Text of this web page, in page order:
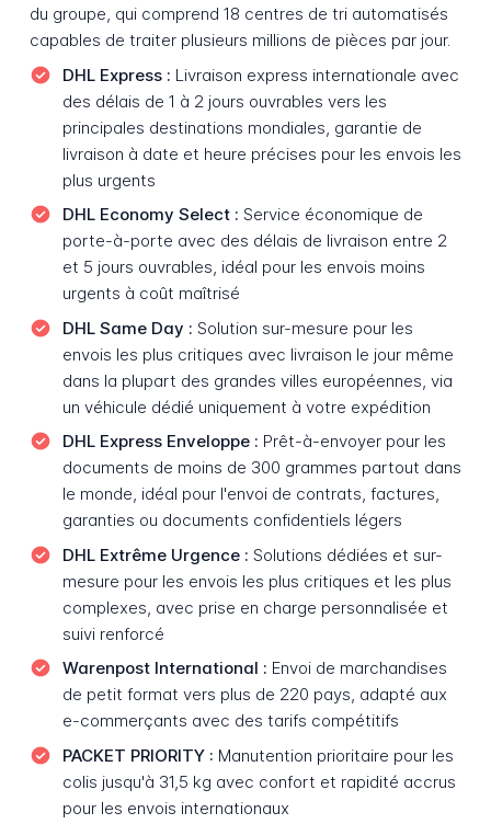
du groupe, qui comprend 18 centres de tri automatisés
capables de traiter plusieurs millions de pièces par jour.
DHL Express : Livraison express internationale avec
des délais de 1 à 2 jours ouvrables vers les
principales destinations mondiales, garantie de
livraison à date et heure précises pour les envois les
plus urgents
DHL Economy Select : Service économique de
porte-à-porte avec des délais de livraison entre 2
et 5 jours ouvrables, idéal pour les envois moins
urgents à coût maîtrisé
DHL Same Day : Solution sur-mesure pour les
envois les plus critiques avec livraison le jour même
dans la plupart des grandes villes européennes, via
un véhicule dédié uniquement à votre expédition
DHL Express Enveloppe : Prêt-à-envoyer pour les
documents de moins de 300 grammes partout dans
le monde, idéal pour l'envoi de contrats, factures,
garanties ou documents confidentiels légers
DHL Extrême Urgence : Solutions dédiées et sur-
mesure pour les envois les plus critiques et les plus
complexes, avec prise en charge personnalisée et
suivi renforcé
Warenpost International : Envoi de marchandises
de petit format vers plus de 220 pays, adapté aux
e-commerçants avec des tarifs compétitifs
PACKET PRIORITY : Manutention prioritaire pour les
colis jusqu'à 31,5 kg avec confort et rapidité accrus
pour les envois internationaux